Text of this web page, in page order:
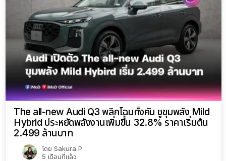
The all-new Audi Q3 พลิกโฉมทั้งคัน ชูขุมพลัง Mild
Hybrid ประหยัดพลังงานเพิ่มขึ้น 32.8% ราคาเริ่มต้น
2.499 ล้านบาท
โดย Sakura P.
5 เดือนที่แล้ว